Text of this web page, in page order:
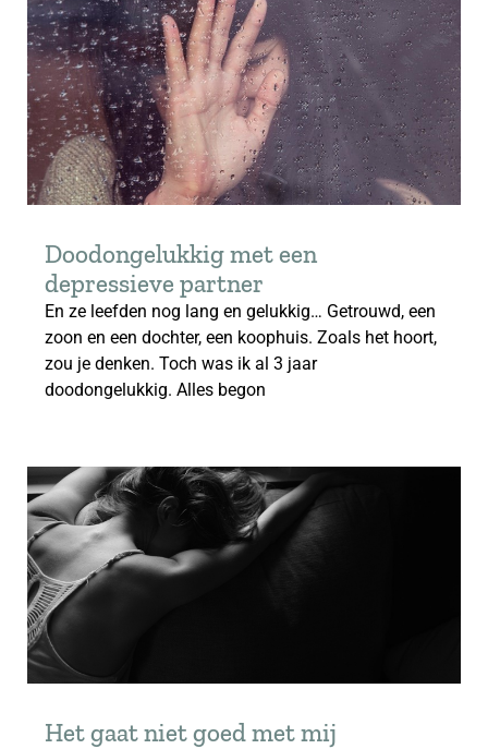
Doodongelukkig met een
depressieve partner
En ze leefden nog lang en gelukkig… Getrouwd, een
zoon en een dochter, een koophuis. Zoals het hoort,
zou je denken. Toch was ik al 3 jaar
doodongelukkig. Alles begon
Het gaat niet goed met mij